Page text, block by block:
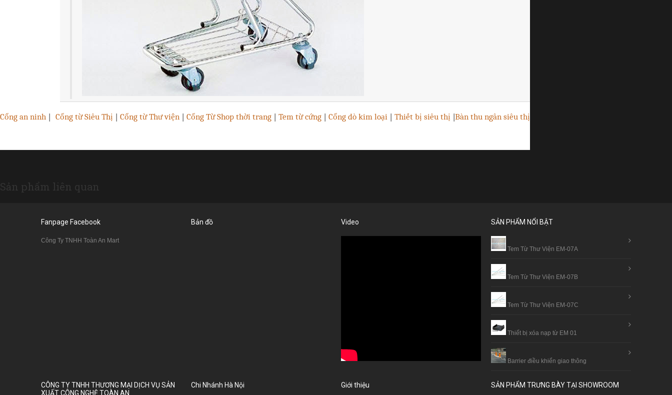
Cổng an ninh | Cổng từ Siêu Thị | Cổng từ Thư viện | Cổng Từ Shop thời trang | Tem từ cứng | Cổng dò kim loại | Thiết bị siêu thị |Bàn thu ngân siêu thị
Sản phẩm liên quan
Fanpage Facebook
Công Ty TNHH Toàn An Mart
Bản đồ Video SẢN PHẨM NỔI BẬT
Tem Từ Thư Viện EM-07A
Tem Từ Thư Viện EM-07B
Tem Từ Thư Viện EM-07C
Thiết bị xóa nạp từ EM 01
Barrier điều khiển giao thông
CÔNG TY TNHH THƯƠNG MẠI DỊCH VỤ SẢN
XUẤT CÔNG NGHỆ TOÀN AN
Chi Nhánh Hà Nội Giới thiệu SẢN PHẨM TRƯNG BÀY TẠI SHOWROOM